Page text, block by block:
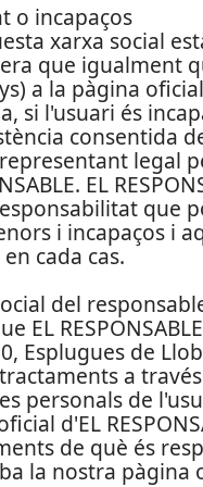
o incapaços
xarxa social
que igualment
a la pàgina oficial
si l'usuari és
consentida
legal
EL
que
i incapaços i
cada cas.
del
EL
Esplugues de
a
personals de
d'EL
de què és
la nostra pàgina